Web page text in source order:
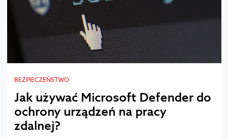
BEZPIECZEŃSTWO
Jak używać Microsoft Defender do
ochrony urządzeń na pracy
zdalnej?